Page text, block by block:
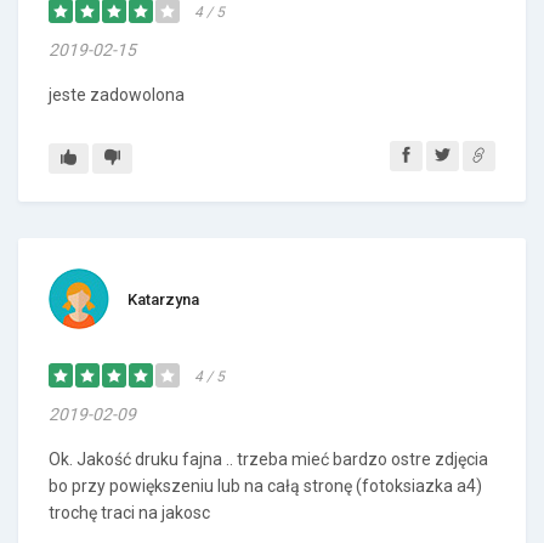
4 / 5
2019-02-15
jeste zadowolona
Katarzyna
4 / 5
2019-02-09
Ok. Jakość druku fajna .. trzeba mieć bardzo ostre zdjęcia
bo przy powiększeniu lub na całą stronę (fotoksiazka a4)
trochę traci na jakosc